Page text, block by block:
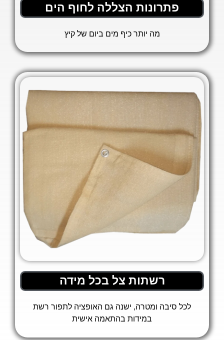
פתרונות הצללה לחוף הים
מה יותר כיף מים ביום של קיץ
רשתות צל בכל מידה
לכל סיבה ומטרה, ישנה גם האופציה לתפור רשת
במידות בהתאמה אישית